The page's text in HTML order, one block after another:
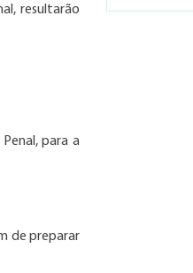
resultarão
para a
de preparar